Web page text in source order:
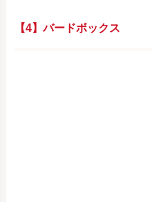
【4】バードボックス